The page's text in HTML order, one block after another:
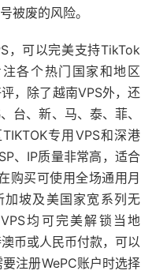
被废的风险。
，可以完美支持TikTok
各个热门国家和地区
，除了越南VPS外，还
台、新、马、泰、菲、
专用VPS和深港
、IP质量非常高，适合
购买可使用全场通用月
坡及美国家宽系列无
均可完美解锁当地
币或人民币付款，可以
注册WePC账户时选择